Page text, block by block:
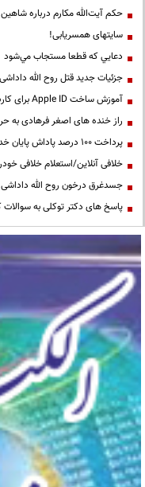
حكم آيت‌الله مكارم درباره
سایتهای همسریابی!
دعايي كه قطعا مستجاب مي‌شود
جزئیات جدید قتل روح الله داداشی
آموزش ساخت Apple ID برای کاربران ایرانی
راز خنده های اصغر فرهادی به
پرداخت ۱۰۰ درصد پاداش پایان خدمت فرهنگیان
خلافی آنلاین/استعلام خلافی
جسدغرق درخون روح الله
پاسخ های دکتر توکلی به سوالات